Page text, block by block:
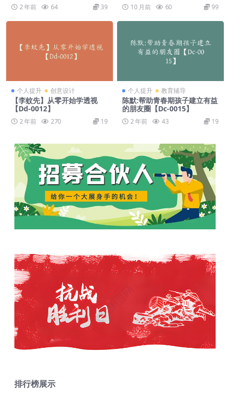
2 年前 64 39 10 月前 60 99
个人提升 创意设计
【李蚊先】从零开始学透视
【Dd-0012】
2 年前 270 19
个人提升 教育辅导
陈默:帮助青春期孩子建立有益
的朋友圈【Dc-0015】
2 年前 43 19
排行榜展示